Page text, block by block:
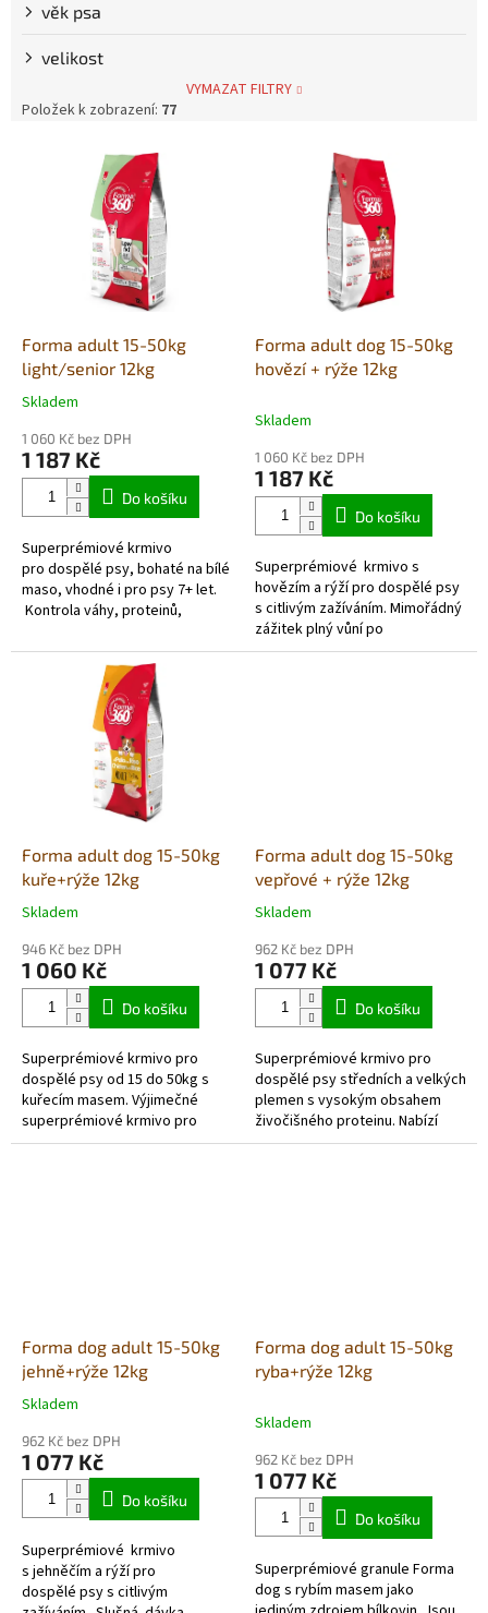
věk psa
velikost
VYMAZAT FILTRY
Položek k zobrazení: 77
Forma adult 15-50kg
light/senior 12kg
Průměrné
produktu
je
hvězdiček.
Skladem
1 060 Kč bez DPH
1 187 Kč
Do košíku
Superprémiové krmivo
pro dospělé psy, bohaté na bílé
maso, vhodné i pro psy 7+ let.
Kontrola váhy, proteinů,
vyvinuté ve spolupráci s...
Forma adult dog 15-50kg
hovězí + rýže 12kg
Skladem
1 060 Kč bez DPH
1 187 Kč
Do košíku
Superprémiové krmivo s
hovězím a rýží pro dospělé psy
s citlivým zažíváním. Mimořádný
zážitek plný vůní po
surovině. Slušná dávka
Forma adult dog 15-50kg
kuře+rýže 12kg
Průměrné
produktu
je
hvězdiček.
Skladem
946 Kč bez DPH
1 060 Kč
Do košíku
Superprémiové krmivo pro
dospělé psy od 15 do 50kg s
kuřecím masem. Výjimečné
superprémiové krmivo pro
dospělé psy s lahodným
Forma adult dog 15-50kg
vepřové + rýže 12kg
Průměrné
produktu
je
hvězdiček.
Skladem
962 Kč bez DPH
1 077 Kč
Do košíku
Superprémiové krmivo pro
dospělé psy středních a velkých
plemen s vysokým obsahem
živočišného proteinu. Nabízí
bohatou dávku vepřového masa
Forma dog adult 15-50kg
jehně+rýže 12kg
Průměrné
produktu
je
hvězdiček.
Skladem
962 Kč bez DPH
1 077 Kč
Do košíku
Superprémiové krmivo
s jehněčím a rýží pro
dospělé psy s citlivým
Forma dog adult 15-50kg
ryba+rýže 12kg
Skladem
962 Kč bez DPH
1 077 Kč
Do košíku
Superprémiové granule Forma
dog s rybím masem jako